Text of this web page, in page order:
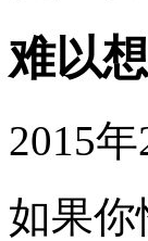
难以
2015年
如果你